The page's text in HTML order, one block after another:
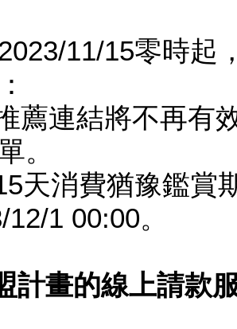
11/15零時起
薦連結將不再有
。
天消費猶豫鑑賞
1 00:00。
計畫的線上請款